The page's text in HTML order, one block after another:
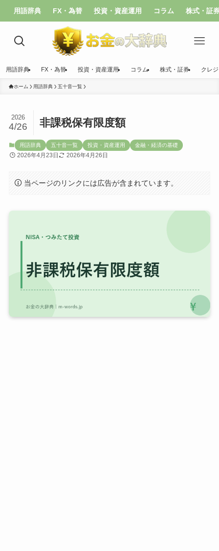
用語辞典 FX・為替 投資・資産運用 コラム 株式・証
用語辞典 FX・為替 投資・資産運用 コラム 株式・証券 クレ
ホーム 用語辞典 五十音一覧
非課税保有限度額
2026
4/26
用語辞典 五十音一覧 投資・資産運用 金融・経済の基礎
2026年4月23日 2026年4月26日
当ページのリンクには広告が含まれています。